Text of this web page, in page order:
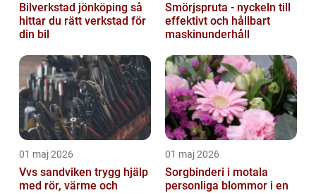
Bilverkstad jönköping så
hittar du rätt verkstad för
din bil
Smörjspruta - nyckeln till
effektivt och hållbart
maskinunderhåll
01 maj 2026
Vvs sandviken trygg hjälp
med rör, värme och
01 maj 2026
Sorgbinderi i motala
personliga blommor i en